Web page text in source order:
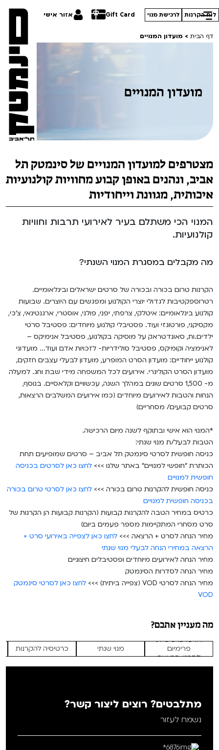
Gift Card אזור אישי לוח הקרנות לרכישת מנוי
הסרטים שלנו
סרט פלוס
לילדים ולכל המשפחה
הקרנות על פופים
מועדון אנגלית לקטנטנים
מועדון אנגלית לכל המשפחה
ראשון בקולנוע
שלישי בשלייקס
אפטר בסינמטק
Teen Screen
קולנוע ישראלי
לפי ימים
במראה הישראלית
מחווה לג'ון קסאווטס
סיפורי קיץ
מחווה לקסבייה דולאן
סינמטק קאלט על הגג 2026
נבחרי דוקאביב 2026
אירועים מיוחדים
הגלריה
סדרות עונת 26/27
קורסים
ההזמנות שלי
VOD
רכישת מנוי
Gift Card
דף הבית > מועדון המנויים
מועדון המנויים
מצטרפים למועדון המנויים של סינמטק תל
אביב, ונהנים באופן קבוע מחוויות קולנועיות
איכותית, מגוונת וייחודיות
המנוי הכי משתלם בעיר לאירועי תרבות וחוויות
קולנועיות.
מה מקבלים במסגרת המנוי השנתי?
הקרנות טרום בכורה ובכורה של סרטים ישראלים ובינלאומיים.
רטרוספקטיבות לגדולי יוצרי הקולנוע ומפגשים עם היוצרים. שבועות
קולנוע בינלאומיים: איטלקי, צרפתי, יפני, פולני, אוסטרי, ארגנטינאי, צ'כי,
מקסיקני, פורטוגזי ועוד. פסטיבלי קולנוע מיוחדים: פסטיבל סרטי
ילדים.ות, סאונדטראק על מוסיקה בקולנוע, פסטיבל אנימיקס –
לאנימציה וקומיקס, פסטיבל סולידריות- לזכויות אדם ועוד... מועדוני
קולנוע ייחודיים: מועדון הסרט המופרע, מועדון לבעלי עצבים חזקים,
מועדון הסרט הקולינרי. אירועים לכל המשפחה מידי שבת וחג. למעלה
מ- 1,500 סרטים שונים במהלך השנה, עכשוויים וקלאסיים. בנוסף,
הנחות והטבות לאירועים מיוחדים (כמו אירועים המשלבים הרצאות,
סרטים קבועים/ מסחריים)
*המנוי הוא אישי ובתוקף לשנה מיום הרכישה.
הטבות לבעל/ת מנוי שנתי:
כניסה חופשית לסרטי סינמטק תל אביב – סרטים שמופיעים תחת
הכותרת "חופשי למנויים" באתר שלנו >>> לחצו כאן לסרטים בכניסה
חופשית למנויים
כניסה חופשית להקרנות טרום בכורה >>> לחצו כאן לסרטי טרום בכורה
בכניסה חופשית למנויים
כרטיס במחיר הטבה להקרנות קבועות (הקרנות קבועות הן הקרנות של
סרט מסחרי המתקיימות מספר פעמים ביום)
מחיר הנחה לסרט + הרצאה >>> לחצו כאן לצפייה באירועי סרט +
הרצאה במחירי הנחה לבעלי מנוי שנתי
מחיר הנחה לאירועים מיוחדים ופסטיבלים חיצוניים
מחיר הנחה לסדרות הסינמטק
מחיר הנחה לסרטי VOD (צפייה ביתית) >>>
לחצו כאן לסרטי סינמטק
VOD
מה מעניין אתכם?
חדש! כרטיסיית
פרימיום
לסרט+הרצאה
מנוי שנתי כרטיסיה להקרנות
מתלבטים? רוצים ליצור קשר?
נשמח לעזור
6876*